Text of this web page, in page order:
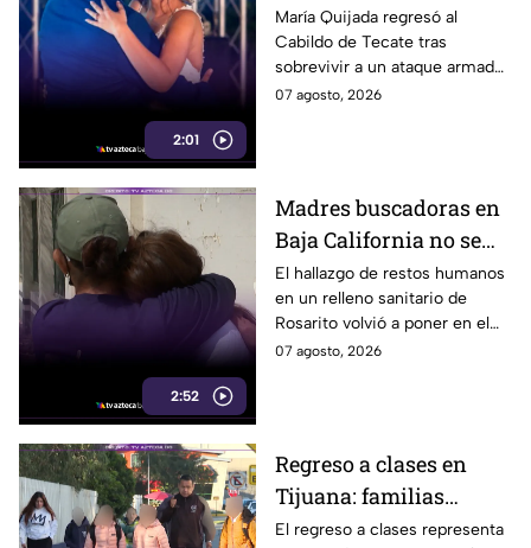
2:01
regidora de Tecate
vuelve al Cabildo tras
sobrevivir a un ataque
armado
María Quijada regresó al
Cabildo de Tecate tras
sobrevivir a un ataque armado
en el que murió su esposo y
07 agosto, 2026
2:52
Madres buscadoras en
Baja California no se
detienen: hallazgo de
restos humanos
reaviva la
preocupación
El hallazgo de restos humanos
en un relleno sanitario de
Rosarito volvió a poner en el
centro la labor de las madres
07 agosto, 2026
Regreso a clases en
Tijuana: familias
podrían gastar hasta 5
El regreso a clases representa